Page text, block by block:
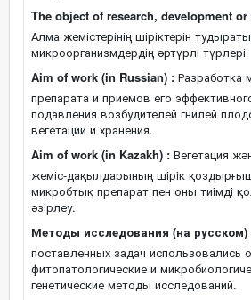
The object of research, development
Алма жемістерінің шіріктерін
микроорганизмдердің әртүрлі түрлері
Aim of work (in Russian) : Разработка
препарата и приемов его
подавления возбудителей гнилей
вегетации и хранения.
Aim of work (in Kazakh) : Вегетация
жеміс-дақылдарының шiрiк
микробтық препарат пен оны тиiмдi
әзiрлеу.
Методы исследования (на русском)
поставленных задач использовались
фитопатологические и
генетические методы исследований.